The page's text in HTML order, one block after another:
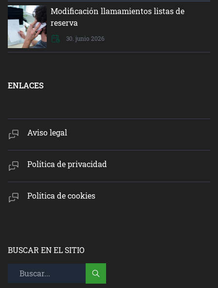
Modificación llamamientos listas de
reserva
30. junio 2026
ENLACES
Aviso legal
Política de privacidad
Política de cookies
BUSCAR EN EL SITIO